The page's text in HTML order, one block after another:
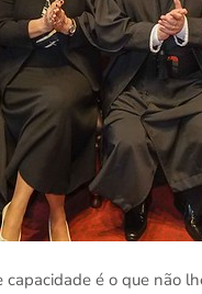
é o que não